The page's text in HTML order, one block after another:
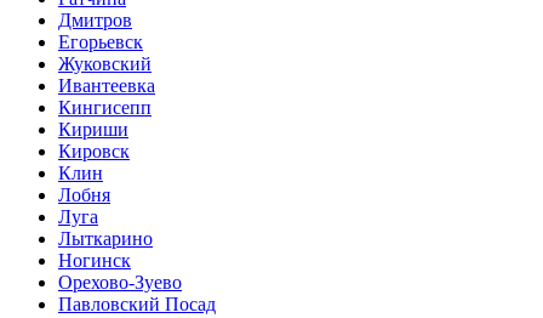
Дмитров
Егорьевск
Жуковский
Ивантеевка
Кингисепп
Кириши
Кировск
Клин
Лобня
Луга
Лыткарино
Ногинск
Орехово-Зуево
Павловский Посад